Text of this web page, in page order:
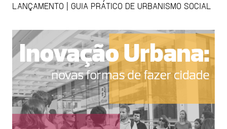
LANÇAMENTO | GUIA PRÁTICO DE URBANISMO SOCIAL